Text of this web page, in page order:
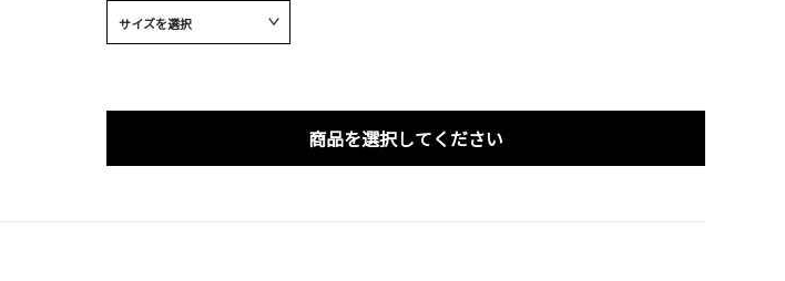
商品を選択してください